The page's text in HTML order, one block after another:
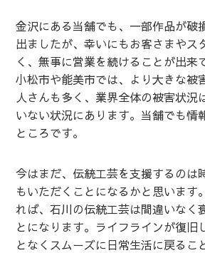
金沢にある当舗でも、一部作品が破
出ましたが、幸いにもお客さまやス
く、無事に営業を続けることが出来
小松市や能美市では、より大きな被
人さんも多く、業界全体の被害状況
いない状況にあります。当舗でも情
ところです。
今はまだ、伝統工芸を支援するのは
もいただくことになるかと思います
れば、石川の伝統工芸は間違いなく
とになります。ライフラインが復旧
となくスムーズに日常生活に戻るこ